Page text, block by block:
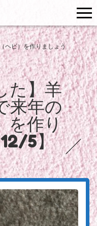
ヘビ）を作りましょう
た】羊
来年の
を作り
5】